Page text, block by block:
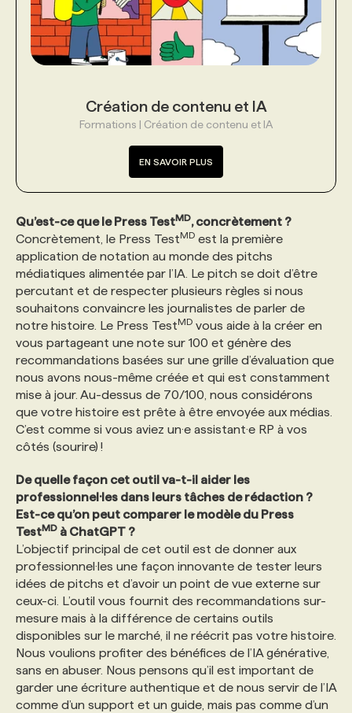
Création de contenu et IA
Formations | Création de contenu et IA
EN SAVOIR PLUS
Qu’est-ce que le Press TestMD, concrètement ?
Concrètement, le Press TestMD est la première
application de notation au monde des pitchs
médiatiques alimentée par l’IA. Le pitch se doit d’être
percutant et de respecter plusieurs règles si nous
souhaitons convaincre les journalistes de parler de
notre histoire. Le Press TestMD vous aide à la créer en
vous partageant une note sur 100 et génère des
recommandations basées sur une grille d’évaluation que
nous avons nous-même créée et qui est constamment
mise à jour. Au-dessus de 70/100, nous considérons
que votre histoire est prête à être envoyée aux médias.
C’est comme si vous aviez un·e assistant·e RP à vos
côtés (sourire) !
De quelle façon cet outil va-t-il aider les
professionnel·les dans leurs tâches de rédaction ?
Est-ce qu’on peut comparer le modèle du Press
TestMD à ChatGPT ?
L’objectif principal de cet outil est de donner aux
professionnel·les une façon innovante de tester leurs
idées de pitchs et d’avoir un point de vue externe sur
ceux-ci. L’outil vous fournit des recommandations sur-
mesure mais à la différence de certains outils
disponibles sur le marché, il ne réécrit pas votre histoire.
Nous voulions profiter des bénéfices de l’IA générative,
sans en abuser. Nous pensons qu’il est important de
garder une écriture authentique et de nous servir de l’IA
comme d’un support et un guide, mais pas comme d’un